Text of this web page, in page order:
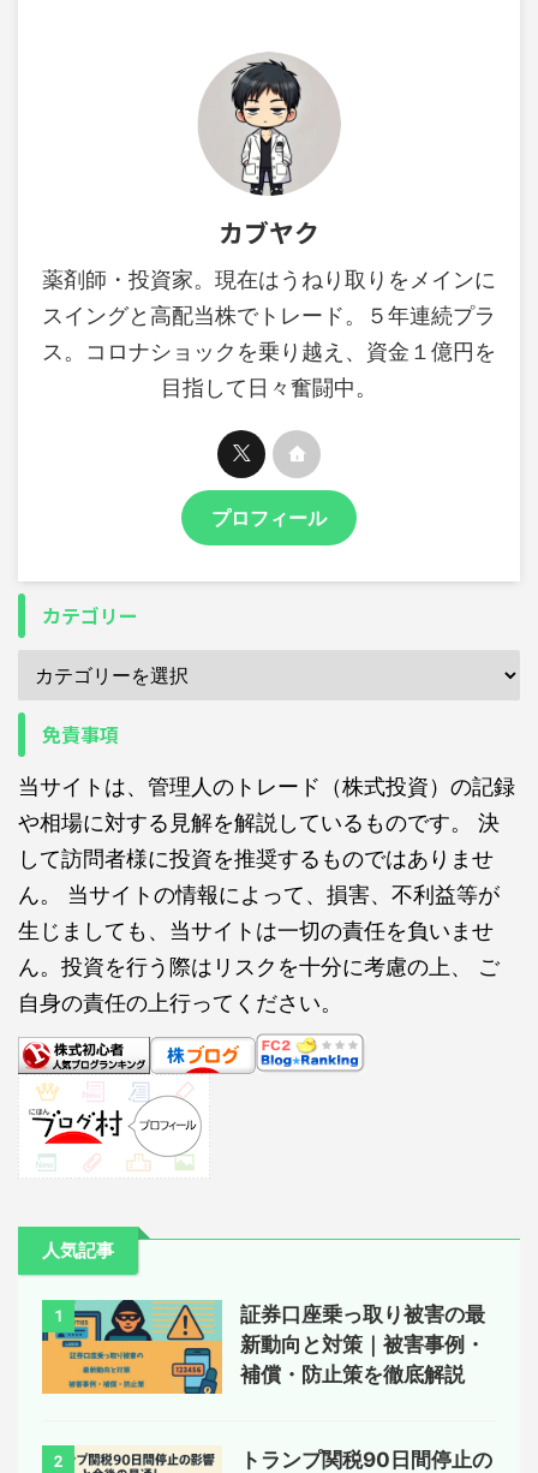
カブヤク
薬剤師・投資家。現在はうねり取りをメインに
スイングと高配当株でトレード。５年連続プラ
ス。コロナショックを乗り越え、資金１億円を
目指して日々奮闘中。
プロフィール
カテゴリー
免責事項
当サイトは、管理人のトレード（株式投資）の記録
や相場に対する見解を解説しているものです。 決
して訪問者様に投資を推奨するものではありませ
ん。 当サイトの情報によって、損害、不利益等が
生じましても、当サイトは一切の責任を負いませ
ん。投資を行う際はリスクを十分に考慮の上、 ご
自身の責任の上行ってください。
人気記事
1
証券口座乗っ取り被害の最
新動向と対策｜被害事例・
補償・防止策を徹底解説
2
トランプ関税90日間停止の